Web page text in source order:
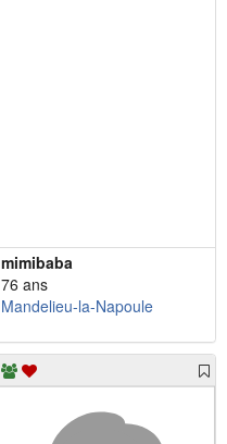
mimibaba
76 ans
Mandelieu-la-Napoule